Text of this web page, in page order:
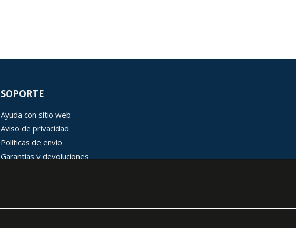
SOPORTE
Ayuda con sitio web
Aviso de privacidad
Políticas de envío
Garantías y devoluciones